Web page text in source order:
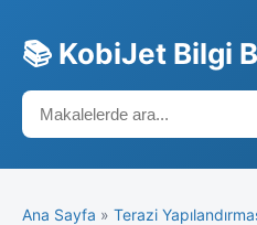
📚 KobiJet Bilgi
Ana Sayfa » Terazi